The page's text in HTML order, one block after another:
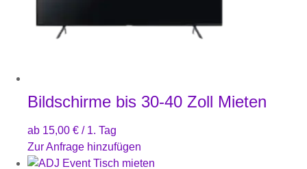
Bildschirme bis 30-40 Zoll Mieten
ab 15,00 € / 1. Tag
Zur Anfrage hinzufügen